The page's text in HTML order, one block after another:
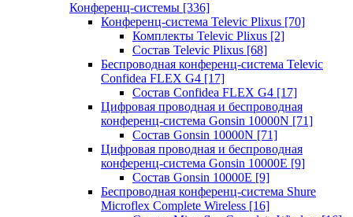
Конференц-системы [336]
Конференц-система Televic Plixus [70]
Комплекты Televic Plixus [2]
Состав Televic Plixus [68]
Беспроводная конференц-система Televic
Confidea FLEX G4 [17]
Состав Confidea FLEX G4 [17]
Цифровая проводная и беспроводная
конференц-система Gonsin 10000N [71]
Состав Gonsin 10000N [71]
Цифровая проводная и беспроводная
конференц-система Gonsin 10000E [9]
Состав Gonsin 10000E [9]
Беспроводная конференц-система Shure
Microflex Complete Wireless [16]